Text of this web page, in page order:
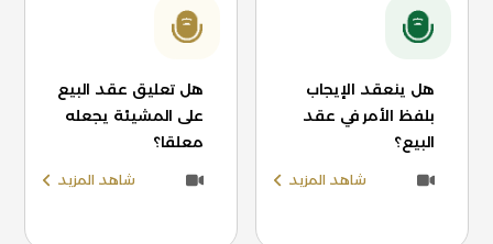
هل ينعقد الإيجاب
بلفظ الأمر في عقد
البيع؟
شاهد المزيد
هل تعليق عقد البيع
على المشيئة يجعله
معلقا؟
شاهد المزيد